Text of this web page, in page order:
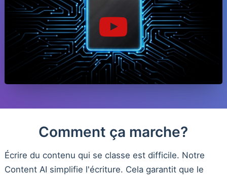
Comment ça marche?
Écrire du contenu qui se classe est difficile. Notre
Content AI simplifie l'écriture. Cela garantit que le